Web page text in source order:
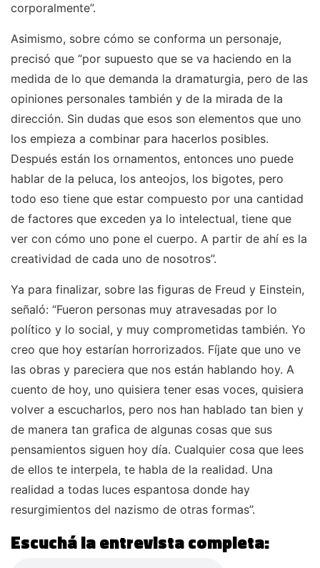
corporalmente”.
Asimismo, sobre cómo se conforma un personaje,
precisó que “por supuesto que se va haciendo en la
medida de lo que demanda la dramaturgia, pero de las
opiniones personales también y de la mirada de la
dirección. Sin dudas que esos son elementos que uno
los empieza a combinar para hacerlos posibles.
Después están los ornamentos, entonces uno puede
hablar de la peluca, los anteojos, los bigotes, pero
todo eso tiene que estar compuesto por una cantidad
de factores que exceden ya lo intelectual, tiene que
ver con cómo uno pone el cuerpo. A partir de ahí es la
creatividad de cada uno de nosotros”.
Ya para finalizar, sobre las figuras de Freud y Einstein,
señaló: “Fueron personas muy atravesadas por lo
político y lo social, y muy comprometidas también. Yo
creo que hoy estarían horrorizados. Fíjate que uno ve
las obras y pareciera que nos están hablando hoy. A
cuento de hoy, uno quisiera tener esas voces, quisiera
volver a escucharlos, pero nos han hablado tan bien y
de manera tan grafica de algunas cosas que sus
pensamientos siguen hoy día. Cualquier cosa que lees
de ellos te interpela, te habla de la realidad. Una
realidad a todas luces espantosa donde hay
resurgimientos del nazismo de otras formas”.
Escuchá la entrevista completa: